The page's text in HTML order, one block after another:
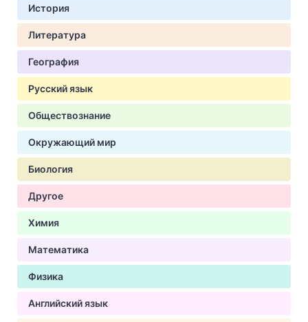
История
Литература
География
Русский язык
Обществознание
Окружающий мир
Биология
Другое
Химия
Математика
Физика
Английский язык